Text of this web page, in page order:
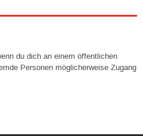
du dich an einem öffentlichen
Personen möglicherweise Zugang